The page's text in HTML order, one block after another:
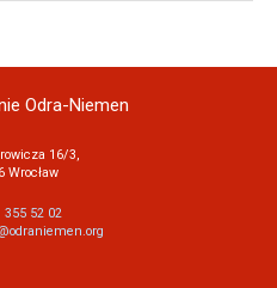
Odra-Niemen
16/3,
Wrocław
355 52 02